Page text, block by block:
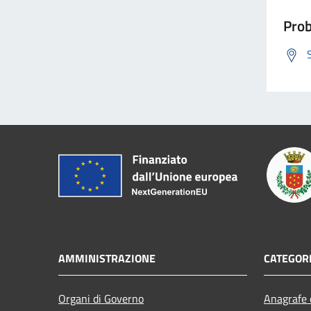
AMMINISTRAZIONE
Organi di Governo